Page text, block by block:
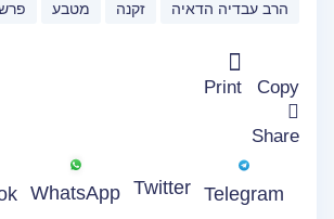
הרב עבדיה הדאיה זקנה מטבע
Copy
Print
Share
Telegram
Twitter
WhatsApp